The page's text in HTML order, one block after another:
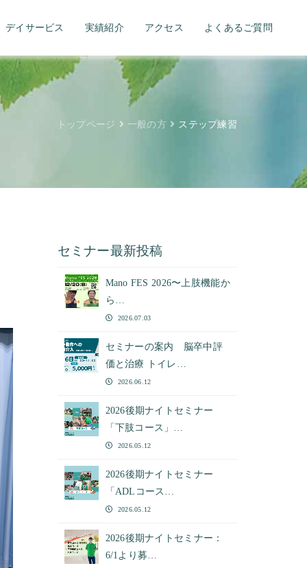
デイサービス 実績紹介 アクセス よくあるご質問
トップページ 一般の方 ステップ練習
セミナー最新投稿
Mano FES 2026〜上肢機能か
ら…
2026.07.03
セミナーの案内 脳卒中評
価と治療 トイレ…
2026.06.12
2026後期ナイトセミナー
「下肢コース」…
2026.05.12
2026後期ナイトセミナー
「ADLコース…
2026.05.12
2026後期ナイトセミナー：
6/1より募…